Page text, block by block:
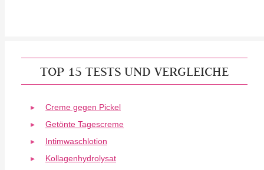
TOP 15 TESTS UND VERGLEICHE
Creme gegen Pickel
Getönte Tagescreme
Intimwaschlotion
Kollagenhydrolysat